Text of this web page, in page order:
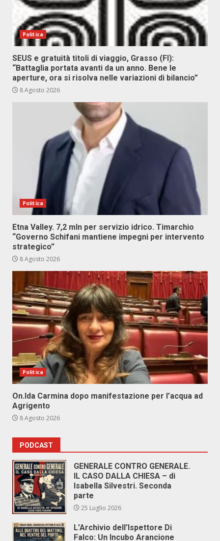
Politica
SEUS e gratuità titoli di viaggio, Grasso (FI):
“Battaglia portata avanti da un anno. Bene le
aperture, ora si risolva nelle variazioni di bilancio”
8 Agosto 2026
Politica
Etna Valley. 7,2 mln per servizio idrico. Timarchio
“Governo Schifani mantiene impegni per intervento
strategico”
8 Agosto 2026
Politica
On.Ida Carmina dopo manifestazione per l’acqua ad
Agrigento
8 Agosto 2026
PODCAST
GENERALE CONTRO GENERALE.
IL CASO DALLA CHIESA – di
Isabella Silvestri. Seconda
parte
25 Luglio 2026
L’Archivio dell’Ispettore Di
Falco: Un Incubo Arancione